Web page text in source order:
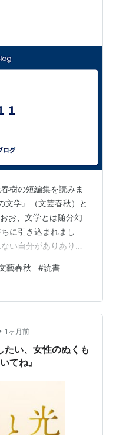
…
樹の短編集を読みま
文学』（文芸春秋）と
お、文学とは随分幻
に引き込まれまし
い自分がありありと
言っているように、
々と口にはできない
に言いよどんでしま
最後から２番目の作品
は解説で「正直言っ
…
藝春秋 #読書
1ヶ月前
い、女性のぬくも
てね』